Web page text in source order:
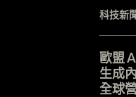
科技新
歐盟
生成
全球